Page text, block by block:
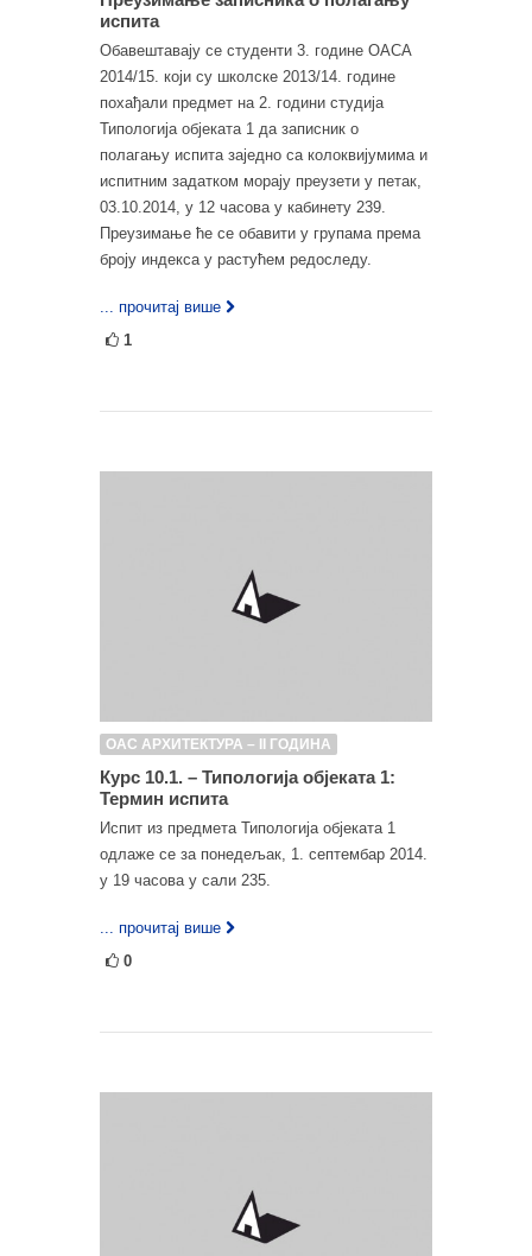
испита
Обавештавају се студенти 3. године ОАСА
2014/15. који су школске 2013/14. године
похађали предмет на 2. години студија
Типологија објеката 1 да записник о
полагању испита заједно са колоквијумима и
испитним задатком морају преузети у петак,
03.10.2014, у 12 часова у кабинету 239.
Преузимање ће се обавити у групама према
броју индекса у растућем редоследу.
... прочитај више
1
ОАС АРХИТЕКТУРА – II ГОДИНА
Курс 10.1. – Типологија објеката 1:
Термин испита
Испит из предмета Типологија објеката 1
одлаже се за понедељак, 1. септембар 2014.
у 19 часова у сали 235.
... прочитај више
0